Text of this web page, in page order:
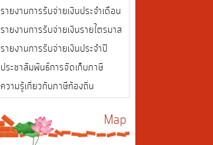
รายงานการรับจ่ายเงินประจำเดือน
รายงานการรับจ่ายเงินรายไตรมาส
รายงานการรับจ่ายเงินประจำปี
ประชาสัมพันธ์การจัดเก็บภาษี
ความรู้เกี่ยวกับภาษีท้องถิ่น
Map